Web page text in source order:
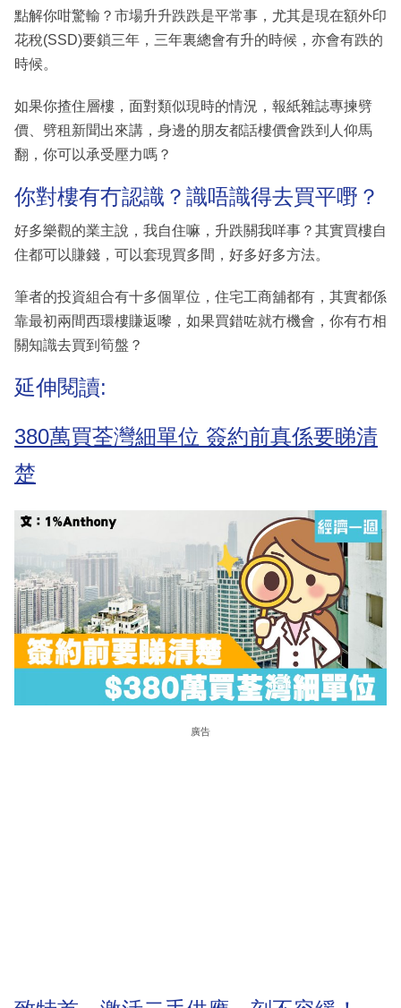
點解你咁驚輸？市場升升跌跌是平常事，尤其是現在額外印
花稅(SSD)要鎖三年，三年裏總會有升的時候，亦會有跌的
時候。
如果你揸住層樓，面對類似現時的情況，報紙雜誌專揀劈
價、劈租新聞出來講，身邊的朋友都話樓價會跌到人仰馬
翻，你可以承受壓力嗎？
你對樓有冇認識？識唔識得去買平嘢？
好多樂觀的業主說，我自住嘛，升跌關我咩事？其實買樓自
住都可以賺錢，可以套現買多間，好多好多方法。
筆者的投資組合有十多個單位，住宅工商舖都有，其實都係
靠最初兩間西環樓賺返嚟，如果買錯咗就冇機會，你有冇相
關知識去買到筍盤？
延伸閱讀:
380萬買荃灣細單位 簽約前真係要睇清
楚
廣告